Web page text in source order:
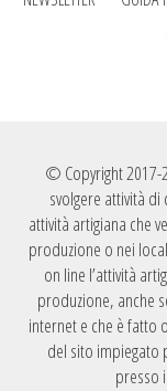
© Copyright 2017-
svolgere attività
attività artigiana che
produzione o nei
on line l’attività
produzione, anche
internet e che è fatto
del sito impiegato
presso